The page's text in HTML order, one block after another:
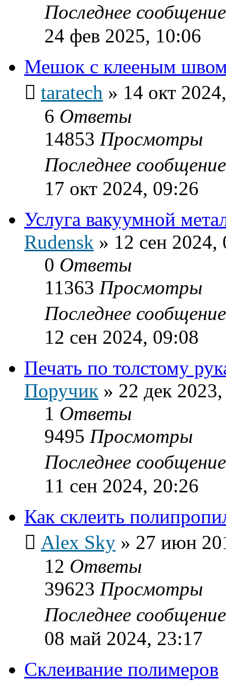
Последнее
24 фев 2025, 10:06
Мешок с клееным
taratech » 14 окт
6 Ответы
14853 Просмотры
Последнее
17 окт 2024, 09:26
Услуга вакуумной
Rudensk » 12 сен 2024,
0 Ответы
11363 Просмотры
Последнее
12 сен 2024, 09:08
Печать по толстому
Поручик » 22 дек
1 Ответы
9495 Просмотры
Последнее
11 сен 2024, 20:26
Как склеить
Alex Sky » 27 июн
12 Ответы
39623 Просмотры
Последнее
08 май 2024, 23:17
Склеивание полимеров